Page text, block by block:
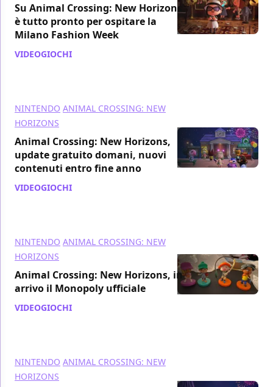
Su Animal Crossing: New Horizons
è tutto pronto per ospitare la
Milano Fashion Week
VIDEOGIOCHI
NINTENDO ANIMAL CROSSING: NEW
HORIZONS
Animal Crossing: New Horizons,
update gratuito domani, nuovi
contenuti entro fine anno
VIDEOGIOCHI
NINTENDO ANIMAL CROSSING: NEW
HORIZONS
Animal Crossing: New Horizons, in
arrivo il Monopoly ufficiale
VIDEOGIOCHI
NINTENDO ANIMAL CROSSING: NEW
HORIZONS